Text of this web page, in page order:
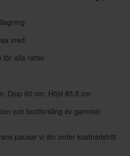
vred
för alla rätter
Djup 60 cm, Höjd 85.8 cm
och bortforsling av gammal
pausar vi din order kostnadsfritt